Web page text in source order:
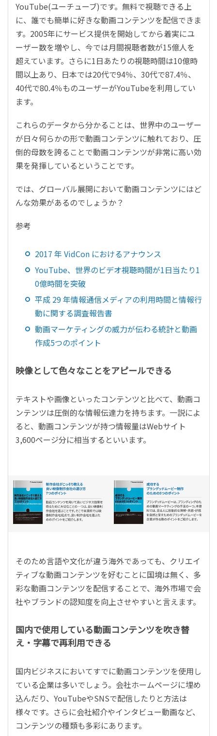
YouTube(ユーチューブ)です。無料で視聴できる上
に、誰でも簡単に好きな動画コンテンツを配信できま
す。2005年にサービス提供を開始してから着実にユ
ーザー数を増やし、今では月間視聴者数が15億人を
超えています。さらに1日あたりの視聴時間は10億時
間以上あり、日本では20代で94％、30代で87.4％、
40代で80.4％ものユーザーがYouTubeを利用してい
ます。
これらのデータから分かることは、世界中のユーザー
が日々何らかの形で動画コンテンツに触れており、圧
倒的母数を誇ることで動画コンテンツが非常に高い効
果を発揮しているということです。
では、グローバル展開において動画コンテンツにはど
んな効果があるのでしょうか？
参考
2017 年 VidCon におけるアナウンス
YouTube、世界のビデオ視聴時間が1日当たり1
0億時間を突破
平成 29 年情報通信メディアの利用時間と情報行
動に関する調査報告書
動画マーケティングの威力が伝わる統計と動画
作成5つのポイント
映像として色々なことをアピールできる
テキストや画像といったコンテンツと比べて、動画コ
ンテンツは圧倒的な情報伝達力を持ちます。一説によ
ると、動画コンテンツが持つ情報量はWebサイト
3,600ページ分に相当するといいます。
そのため言語や文化が違う海外であっても、クリエイ
ティブな動画コンテンツを好むことに国境は無く、多
彩な動画コンテンツを配信することで、海外市場で会
社やブランドの認知度を向上させやすいと言えます。
国内で使用している動画コンテンツを吹き替
え・字幕で再利用できる
国内ビジネスにおいてすでに動画コンテンツを使用し
ている企業は多いでしょう。会社ホームページに埋め
込んだり、YouTubeやSNSで配信したりと方法は
様々です。さらに会社紹介やインタビュー動画など、
コンテンツの種類も多彩にあります。